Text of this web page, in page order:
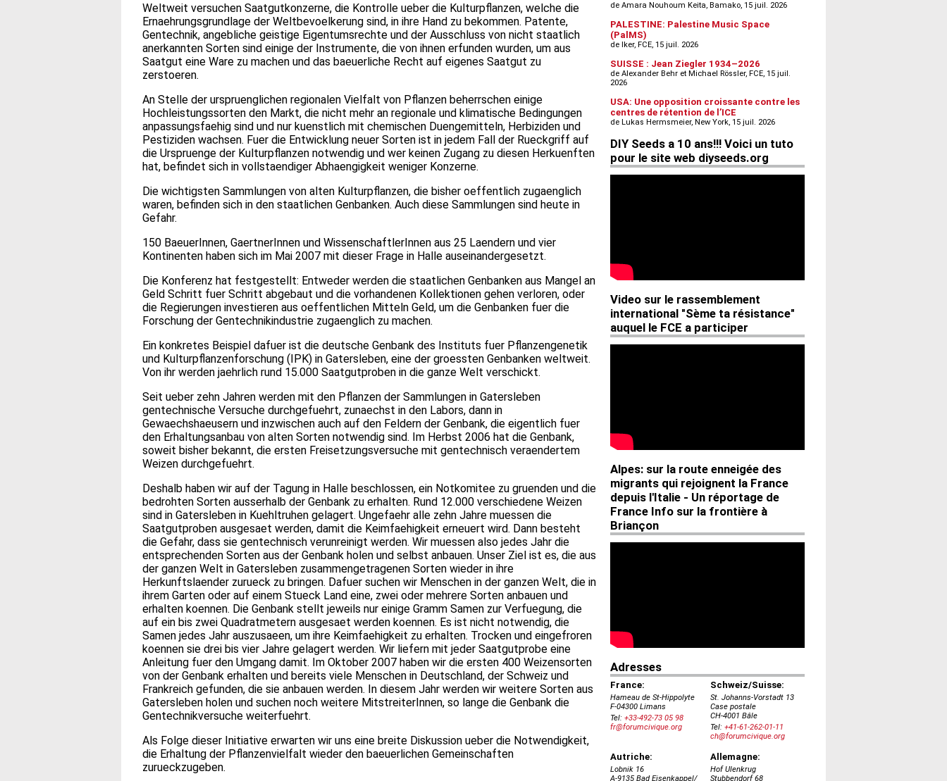
Weltweit versuchen Saatgutkonzerne, die Kontrolle ueber die Kulturpflanzen, welche die
Ernaehrungsgrundlage der Weltbevoelkerung sind, in ihre Hand zu bekommen. Patente,
Gentechnik, angebliche geistige Eigentumsrechte und der Ausschluss von nicht staatlich
anerkannten Sorten sind einige der Instrumente, die von ihnen erfunden wurden, um aus
Saatgut eine Ware zu machen und das baeuerliche Recht auf eigenes Saatgut zu
zerstoeren.
An Stelle der urspruenglichen regionalen Vielfalt von Pflanzen beherrschen einige
Hochleistungssorten den Markt, die nicht mehr an regionale und klimatische Bedingungen
anpassungsfaehig sind und nur kuenstlich mit chemischen Duengemitteln, Herbiziden und
Pestiziden wachsen. Fuer die Entwicklung neuer Sorten ist in jedem Fall der Rueckgriff auf
die Urspruenge der Kulturpflanzen notwendig und wer keinen Zugang zu diesen Herkuenften
hat, befindet sich in vollstaendiger Abhaengigkeit weniger Konzerne.
Die wichtigsten Sammlungen von alten Kulturpflanzen, die bisher oeffentlich zugaenglich
waren, befinden sich in den staatlichen Genbanken. Auch diese Sammlungen sind heute in
Gefahr.
150 BaeuerInnen, GaertnerInnen und WissenschaftlerInnen aus 25 Laendern und vier
Kontinenten haben sich im Mai 2007 mit dieser Frage in Halle auseinandergesetzt.
Die Konferenz hat festgestellt: Entweder werden die staatlichen Genbanken aus Mangel an
Geld Schritt fuer Schritt abgebaut und die vorhandenen Kollektionen gehen verloren, oder
die Regierungen investieren aus oeffentlichen Mitteln Geld, um die Genbanken fuer die
Forschung der Gentechnikindustrie zugaenglich zu machen.
Ein konkretes Beispiel dafuer ist die deutsche Genbank des Instituts fuer Pflanzengenetik
und Kulturpflanzenforschung (IPK) in Gatersleben, eine der groessten Genbanken weltweit.
Von ihr werden jaehrlich rund 15.000 Saatgutproben in die ganze Welt verschickt.
Seit ueber zehn Jahren werden mit den Pflanzen der Sammlungen in Gatersleben
gentechnische Versuche durchgefuehrt, zunaechst in den Labors, dann in
Gewaechshaeusern und inzwischen auch auf den Feldern der Genbank, die eigentlich fuer
den Erhaltungsanbau von alten Sorten notwendig sind. Im Herbst 2006 hat die Genbank,
soweit bisher bekannt, die ersten Freisetzungsversuche mit gentechnisch veraendertem
Weizen durchgefuehrt.
Deshalb haben wir auf der Tagung in Halle beschlossen, ein Notkomitee zu gruenden und die
bedrohten Sorten ausserhalb der Genbank zu erhalten. Rund 12.000 verschiedene Weizen
sind in Gatersleben in Kuehltruhen gelagert. Ungefaehr alle zehn Jahre muessen die
Saatgutproben ausgesaet werden, damit die Keimfaehigkeit erneuert wird. Dann besteht
die Gefahr, dass sie gentechnisch verunreinigt werden. Wir muessen also jedes Jahr die
entsprechenden Sorten aus der Genbank holen und selbst anbauen. Unser Ziel ist es, die aus
der ganzen Welt in Gatersleben zusammengetragenen Sorten wieder in ihre
Herkunftslaender zurueck zu bringen. Dafuer suchen wir Menschen in der ganzen Welt, die in
ihrem Garten oder auf einem Stueck Land eine, zwei oder mehrere Sorten anbauen und
erhalten koennen. Die Genbank stellt jeweils nur einige Gramm Samen zur Verfuegung, die
auf ein bis zwei Quadratmetern ausgesaet werden koennen. Es ist nicht notwendig, die
Samen jedes Jahr auszusaeen, um ihre Keimfaehigkeit zu erhalten. Trocken und eingefroren
koennen sie drei bis vier Jahre gelagert werden. Wir liefern mit jeder Saatgutprobe eine
Anleitung fuer den Umgang damit. Im Oktober 2007 haben wir die ersten 400 Weizensorten
von der Genbank erhalten und bereits viele Menschen in Deutschland, der Schweiz und
Frankreich gefunden, die sie anbauen werden. In diesem Jahr werden wir weitere Sorten aus
Gatersleben holen und suchen noch weitere MitstreiterInnen, so lange die Genbank die
Gentechnikversuche weiterfuehrt.
Als Folge dieser Initiative erwarten wir uns eine breite Diskussion ueber die Notwendigkeit,
die Erhaltung der Pflanzenvielfalt wieder den baeuerlichen Gemeinschaften
zurueckzugeben.